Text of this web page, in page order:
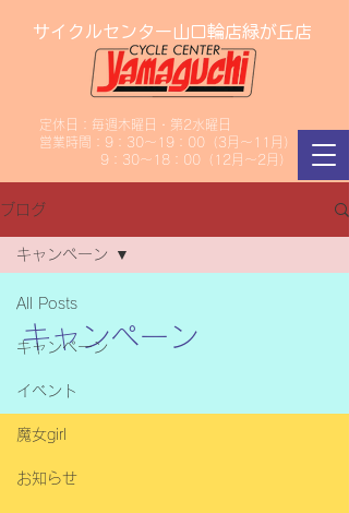
サイクルセンター山口輪店緑が丘店
定休日：毎週木曜日・第2水曜日
​営業時間：9：30～19：00（3月～11月）
​ 9：30～18：00（12月～2月）
ブログ
All Posts
キャンペーン
イベント
魔女girl
お知らせ
キャンペーン
キャンペーン